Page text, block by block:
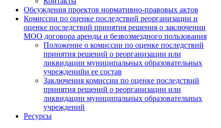
Обсуждения проектов нормативно-правовых актов
Комиссии по оценке последствий реорганизации и
оценке последствий принятия решения о заключении
МОО договора аренды и безвозмездного пользования
Положение о комиссии по оценке последствий
принятия решений о реорганизации или
ликвидации муниципальных образовательных
учрежденийи ее состав
Заключения комиссии по оценке последствий
принятия решений о реорганизации или
ликвидации муниципальных образовательных
учреждений
Ресурсы